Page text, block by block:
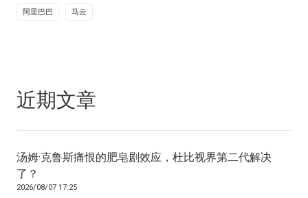
阿里巴巴 马云
近期文章
汤姆·克鲁斯痛恨的肥皂剧效应，杜比视界第二代解决
了？
2026/08/07 17:25